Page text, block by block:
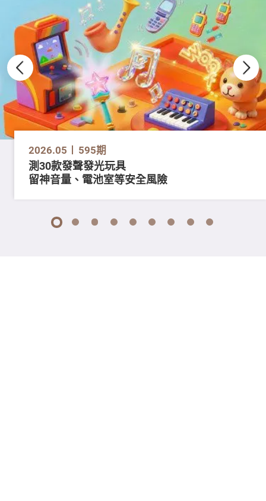
2026.05 595期
測30款發聲發光玩具
留神音量、電池室等安全風險
1 2 3 4 5 6 7 8 9